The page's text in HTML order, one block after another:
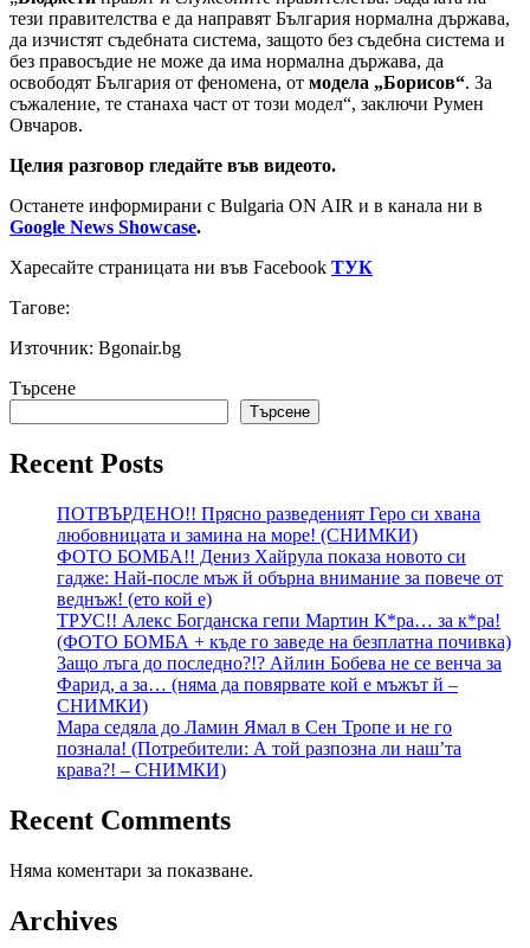
тези правителства е да направят България нормална държава,
да изчистят съдебната система, защото без съдебна система и
без правосъдие не може да има нормална държава, да
освободят България от феномена, от модела „Борисов“. За
съжаление, те станаха част от този модел“, заключи Румен
Овчаров.
Целия разговор гледайте във видеото.
Останете информирани с Bulgaria ON AIR и в канала ни в
Google News Showcase.
Харесайте страницата ни във Facebook ТУК
Тагове:
Източник: Bgonair.bg
Търсене
Търсене
Recent Posts
ПОТВЪРДЕНО!! Прясно разведеният Геро си хвана
любовницата и замина на море! (СНИМКИ)
ФОТО БОМБА!! Дениз Хайрула показа новото си
гадже: Най-после мъж й обърна внимание за повече от
веднъж! (ето кой е)
ТРУС!! Алекс Богданска гепи Мартин К*ра… за к*ра!
(ФОТО БОМБА + къде го заведе на безплатна почивка)
Защо лъга до последно?!? Айлин Бобева не се венча за
Фарид, а за… (няма да повярвате кой е мъжът й –
СНИМКИ)
Мара седяла до Ламин Ямал в Сен Тропе и не го
познала! (Потребители: А той разпозна ли наш’та
крава?! – СНИМКИ)
Recent Comments
Няма коментари за показване.
Archives